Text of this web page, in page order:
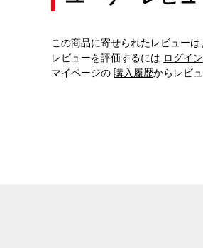
この商品に寄せられたレビューは
レビューを評価するには ログイン
マイページの 購入履歴からレビ